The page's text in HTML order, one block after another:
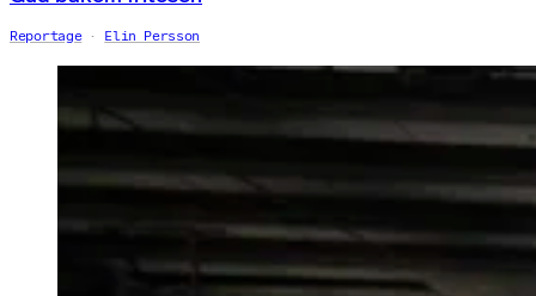
Reportage Elin Persson